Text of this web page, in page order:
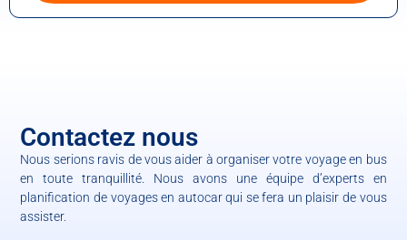
Contactez nous
Nous serions ravis de vous aider à organiser votre voyage en bus
en toute tranquillité. Nous avons une équipe d’experts en
planification de voyages en autocar qui se fera un plaisir de vous
assister.